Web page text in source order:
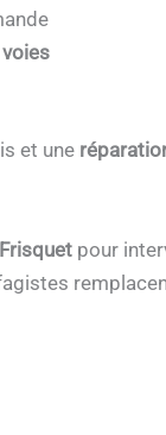
et une
pour